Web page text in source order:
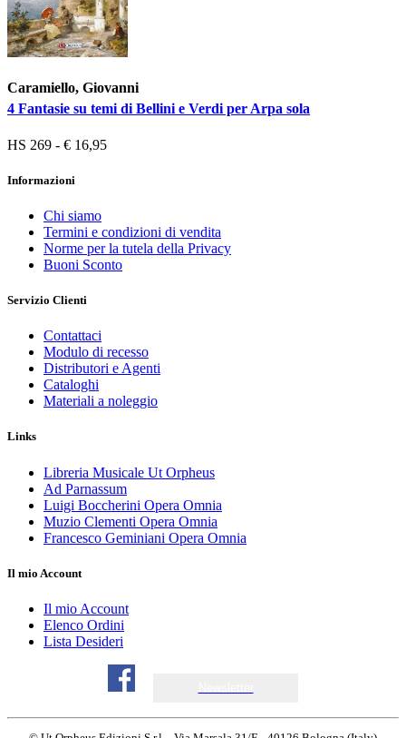
Caramiello, Giovanni
4 Fantasie su temi di Bellini e Verdi per Arpa sola
HS 269 - € 16,95
Informazioni
Chi siamo
Termini e condizioni di vendita
Norme per la tutela della Privacy
Buoni Sconto
Servizio Clienti
Contattaci
Modulo di recesso
Distributori e Agenti
Cataloghi
Materiali a noleggio
Links
Libreria Musicale Ut Orpheus
Ad Parnassum
Luigi Boccherini Opera Omnia
Muzio Clementi Opera Omnia
Francesco Geminiani Opera Omnia
Il mio Account
Il mio Account
Elenco Ordini
Lista Desideri